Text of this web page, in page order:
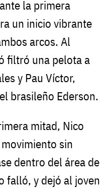
la primera
un inicio vibrante
arcos. Al
filtró una pelota a
y Pau Víctor,
brasileño Ederson.
mitad, Nico
sin
dentro del área de
falló, y dejó al joven